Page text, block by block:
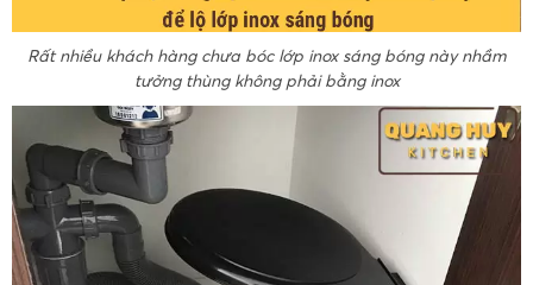
Rất nhiều khách hàng chưa bóc lớp inox sáng bóng này nhầm
tưởng thùng không phải bằng inox